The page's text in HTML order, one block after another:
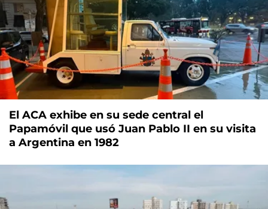
El ACA exhibe en su sede central el
Papamóvil que usó Juan Pablo II en su visita
a Argentina en 1982